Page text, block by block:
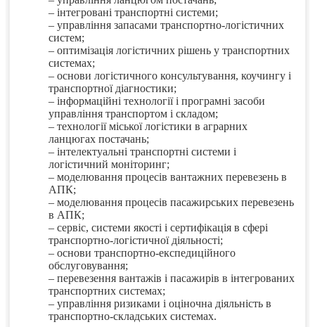
– інтегровані транспортні системи;
– управління запасами транспортно-логістичних
систем;
– оптимізація логістичних рішень у транспортних
системах;
– основи логістичного консультування, коучингу і
транспортної діагностики;
– інформаційні технології і програмні засоби
управління транспортом і складом;
– технології міської логістики в аграрних
ланцюгах постачань;
– інтелектуальні транспортні системи і
логістичний моніторинг;
– моделювання процесів вантажних перевезень в
АПК;
– моделювання процесів пасажирських перевезень
в АПК;
– сервіс, системи якості і сертифікація в сфері
транспортно-логістичної діяльності;
– основи транспортно-експедиційного
обслуговування;
– перевезення вантажів і пасажирів в інтегрованих
транспортних системах;
– управління ризиками і оціночна діяльність в
транспортно-складських системах.